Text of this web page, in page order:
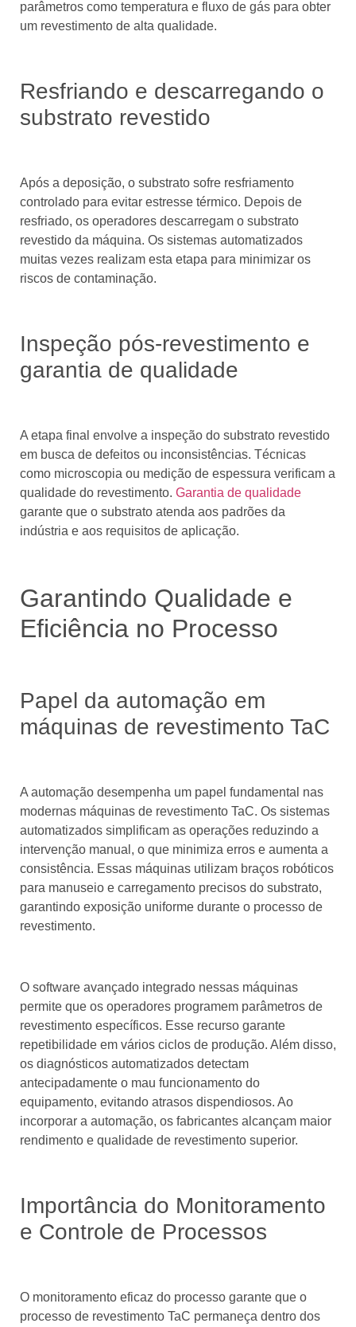
parâmetros como temperatura e fluxo de gás para obter
um revestimento de alta qualidade.
Resfriando e descarregando o
substrato revestido
Após a deposição, o substrato sofre resfriamento
controlado para evitar estresse térmico. Depois de
resfriado, os operadores descarregam o substrato
revestido da máquina. Os sistemas automatizados
muitas vezes realizam esta etapa para minimizar os
riscos de contaminação.
Inspeção pós-revestimento e
garantia de qualidade
A etapa final envolve a inspeção do substrato revestido
em busca de defeitos ou inconsistências. Técnicas
como microscopia ou medição de espessura verificam a
qualidade do revestimento. Garantia de qualidade
garante que o substrato atenda aos padrões da
indústria e aos requisitos de aplicação.
Garantindo Qualidade e
Eficiência no Processo
Papel da automação em
máquinas de revestimento TaC
A automação desempenha um papel fundamental nas
modernas máquinas de revestimento TaC. Os sistemas
automatizados simplificam as operações reduzindo a
intervenção manual, o que minimiza erros e aumenta a
consistência. Essas máquinas utilizam braços robóticos
para manuseio e carregamento precisos do substrato,
garantindo exposição uniforme durante o processo de
revestimento.
O software avançado integrado nessas máquinas
permite que os operadores programem parâmetros de
revestimento específicos. Esse recurso garante
repetibilidade em vários ciclos de produção. Além disso,
os diagnósticos automatizados detectam
antecipadamente o mau funcionamento do
equipamento, evitando atrasos dispendiosos. Ao
incorporar a automação, os fabricantes alcançam maior
rendimento e qualidade de revestimento superior.
Importância do Monitoramento
e Controle de Processos
O monitoramento eficaz do processo garante que o
processo de revestimento TaC permaneça dentro dos